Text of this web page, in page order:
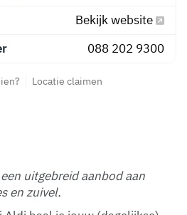
uitgebreid aanbod aan
en zuivel.
Bekijk website
088 202 9300
Locatie claimen